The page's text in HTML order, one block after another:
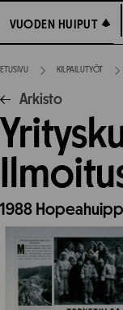
suoraan
sisältöön
VUODEN HUIPUT
VUODEN HUIPUT
ETUSIVU KILPAILUTYÖT
Arkisto
1988